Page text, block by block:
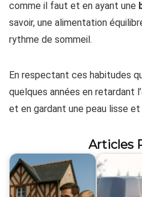
comme il faut et en ayant une
savoir, une alimentation
rythme de sommeil.
En respectant ces habitudes
quelques années en retardant
et en gardant une peau lisse
Articles